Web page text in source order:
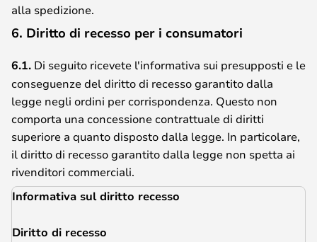
alla spedizione.
6. Diritto di recesso per i consumatori
6.1. Di seguito ricevete l'informativa sui presupposti e le
conseguenze del diritto di recesso garantito dalla
legge negli ordini per corrispondenza. Questo non
comporta una concessione contrattuale di diritti
superiore a quanto disposto dalla legge. In particolare,
il diritto di recesso garantito dalla legge non spetta ai
rivenditori commerciali.
Informativa sul diritto recesso
Diritto di recesso